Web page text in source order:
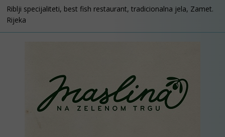
Riblji specijaliteti, best fish restaurant, tradicionalna jela, Zamet.
Rijeka